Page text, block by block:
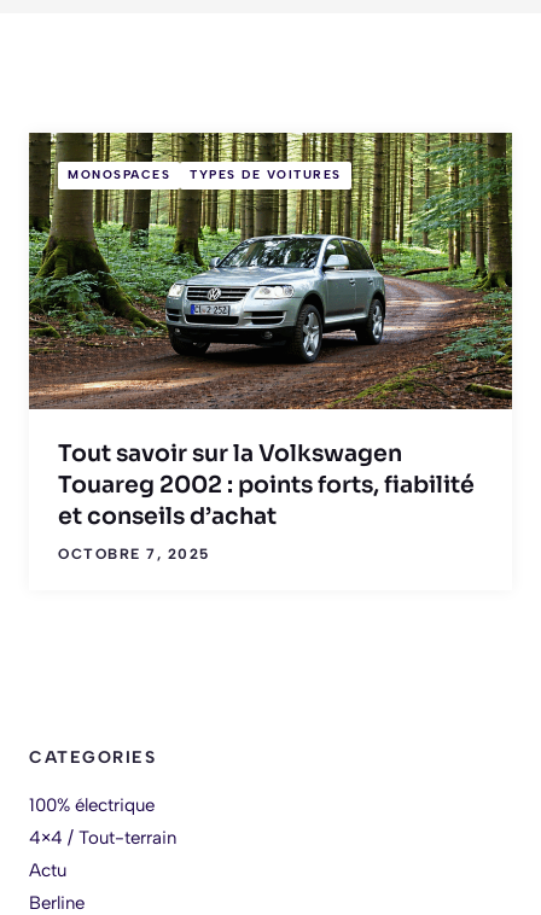
MONOSPACES TYPES DE VOITURES
Tout savoir sur la Volkswagen
Touareg 2002 : points forts, fiabilité
et conseils d’achat
OCTOBRE 7, 2025
CATEGORIES
100% électrique
4×4 / Tout-terrain
Actu
Berline